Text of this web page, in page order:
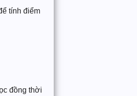
tính điểm
đồng thời